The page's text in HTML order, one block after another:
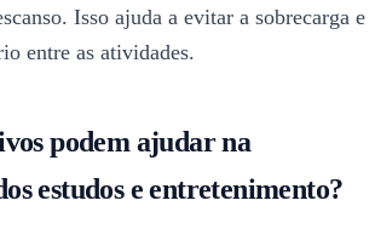
Isso ajuda a evitar a sobrecarga e
entre as atividades.
podem ajudar na
estudos e entretenimento?